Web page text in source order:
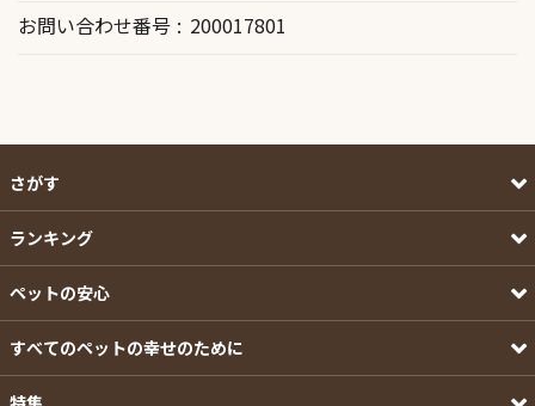
お問い合わせ番号
200017801
さがす
ランキング
ペットの安心
すべてのペットの幸せのために